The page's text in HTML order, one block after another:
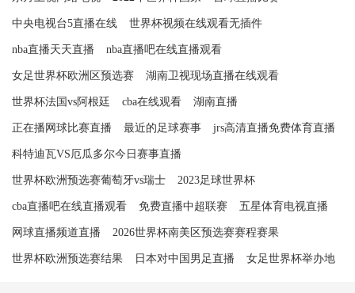
中央电视台5直播在线 世界杯视频在线观看无插件
nba直播天天直播 nba直播吧在线直播观看
女足世界杯欧洲区预选赛 湖南卫视现场直播在线观看
世界杯法国vs阿根廷 cba在线观看 湖南直播
正在播网球比赛直播 最近的足球赛事 jrs高清直播免费体育直播
科特迪瓦VS厄瓜多尔今日赛事直播
世界杯欧洲预选赛葡萄牙vs瑞士 2023足球世界杯
cba直播吧在线直播观看 免费直播中超联赛 五星体育电视直播
网球直播频道直播 2026世界杯南美区预选赛赛程赛果
世界杯欧洲预选赛结果 日本对中国男足直播 女足世界杯举办地